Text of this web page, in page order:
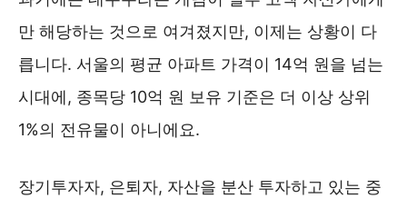
만 해당하는 것으로 여겨졌지만, 이제는 상황이 다
릅니다. 서울의 평균 아파트 가격이 14억 원을 넘는
시대에, 종목당 10억 원 보유 기준은 더 이상 상위
1%의 전유물이 아니에요.
장기투자자, 은퇴자, 자산을 분산 투자하고 있는 중